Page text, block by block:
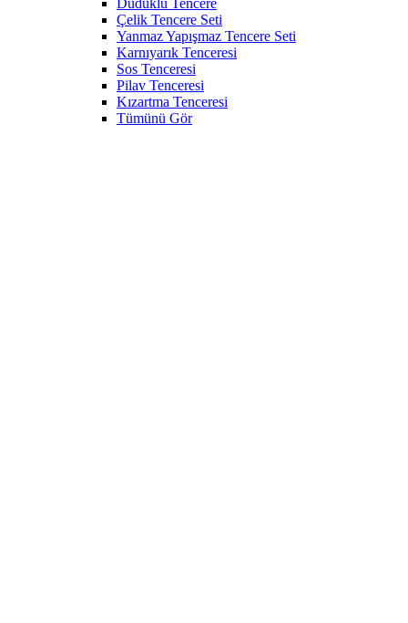
Düdüklü Tencere
Çelik Tencere Seti
Yanmaz Yapışmaz Tencere Seti
Karnıyarık Tenceresi
Sos Tenceresi
Pilav Tenceresi
Kızartma Tenceresi
Tümünü Gör